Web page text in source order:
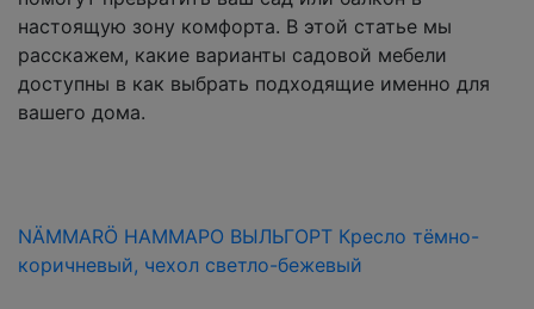
настоящую зону комфорта. В этой статье мы
расскажем, какие варианты садовой мебели
доступны в как выбрать подходящие именно для
вашего дома.
NÄMMARÖ НАММАРО ВЫЛЬГОРТ Кресло тёмно-
коричневый, чехол светло-бежевый